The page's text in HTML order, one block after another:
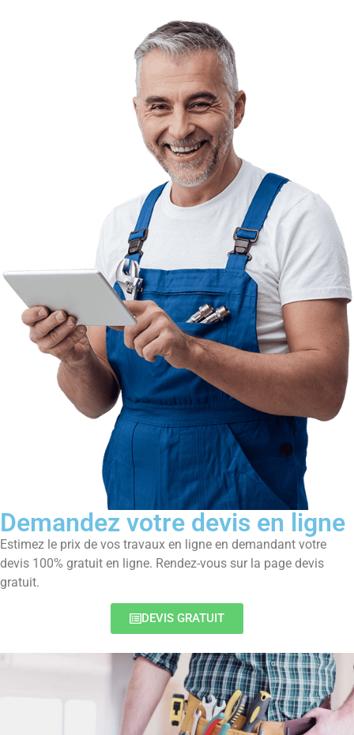
Demandez votre devis en ligne
Estimez le prix de vos travaux en ligne en demandant votre
devis 100% gratuit en ligne. Rendez-vous sur la page devis
gratuit.
DEVIS GRATUIT